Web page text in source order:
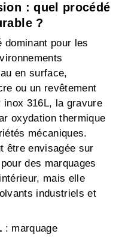
: quel procédé
?
dominant pour les
en surface,
ou un revêtement
inox 316L, la gravure
oxydation thermique
mécaniques.
être envisagée sur
des marquages
mais elle
industriels et
: marquage